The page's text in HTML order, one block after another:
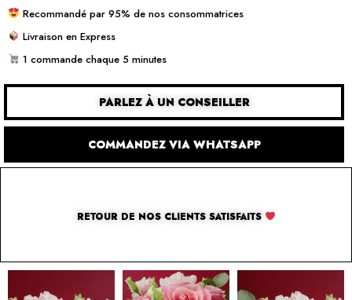
Recommandé par 95% de nos consommatrices
Livraison en Express
1 commande chaque 5 minutes
PARLEZ À UN CONSEILLER
COMMANDEZ VIA WHATSAPP
RETOUR DE NOS CLIENTS SATISFAITS